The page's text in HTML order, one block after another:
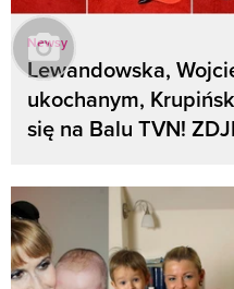
Newsy
Lewandowska,
ukochanym,
się na Balu TVN!